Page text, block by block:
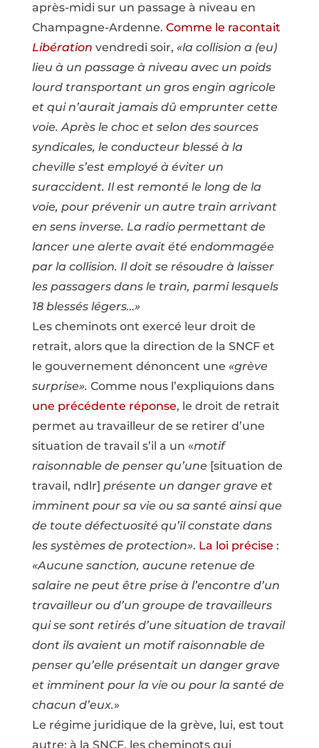
après-midi sur un passage à niveau en
Champagne-Ardenne. Comme le racontait
Libération vendredi soir, «la collision a (eu)
lieu à un passage à niveau avec un poids
lourd transportant un gros engin agricole
et qui n’aurait jamais dû emprunter cette
voie. Après le choc et selon des sources
syndicales, le conducteur blessé à la
cheville s’est employé à éviter un
suraccident. Il est remonté le long de la
voie, pour prévenir un autre train arrivant
en sens inverse. La radio permettant de
lancer une alerte avait été endommagée
par la collision. Il doit se résoudre à laisser
les passagers dans le train, parmi lesquels
18 blessés légers…»
Les cheminots ont exercé leur droit de
retrait, alors que la direction de la SNCF et
le gouvernement dénoncent une «grève
surprise». Comme nous l’expliquions dans
une précédente réponse, le droit de retrait
permet au travailleur de se retirer d’une
situation de travail s’il a un «motif
raisonnable de penser qu’une [situation de
travail, ndlr] présente un danger grave et
imminent pour sa vie ou sa santé ainsi que
de toute défectuosité qu’il constate dans
les systèmes de protection». La loi précise :
«Aucune sanction, aucune retenue de
salaire ne peut être prise à l’encontre d’un
travailleur ou d’un groupe de travailleurs
qui se sont retirés d’une situation de travail
dont ils avaient un motif raisonnable de
penser qu’elle présentait un danger grave
et imminent pour la vie ou pour la santé de
chacun d’eux.»
Le régime juridique de la grève, lui, est tout
autre: à la SNCF, les cheminots qui